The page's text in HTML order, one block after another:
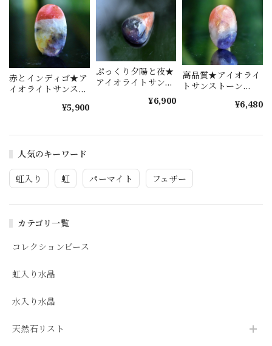
人気のキーワード
虹入り 虹 パーマイト フェザー
カテゴリ一覧
コレクションピース
虹入り水晶
水入り水晶
天然石リスト
赤とインディゴ★ア
イオライトサンスト
¥5,900
ぷっくり夕陽と夜★
アイオライトサンス
¥6,900
高品質★アイオライ
トサンストーン
¥6,480